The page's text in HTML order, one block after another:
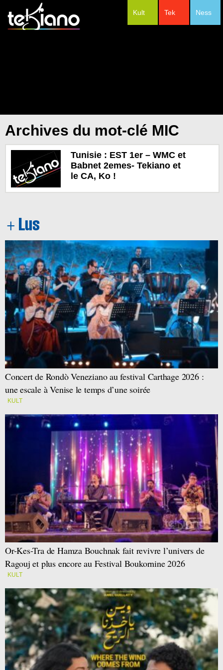
Ness
Tek
Kult
Archives du mot-clé MIC
Tunisie : EST 1er – WMC et
Babnet 2emes- Tekiano et
le CA, Ko !
Concert de Rondò Veneziano au festival Carthage 2026 :
une escale à Venise le temps d’une soirée
KULT
Or-Kes-Tra de Hamza Bouchnak fait revivre l’univers de
Ragouj et plus encore au Festival Boukornine 2026
KULT